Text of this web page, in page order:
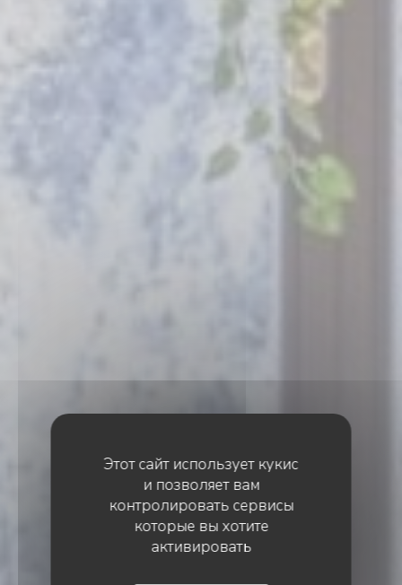
Этот сайт использует кукис
и позволяет вам
контролировать сервисы
которые вы хотите
активировать